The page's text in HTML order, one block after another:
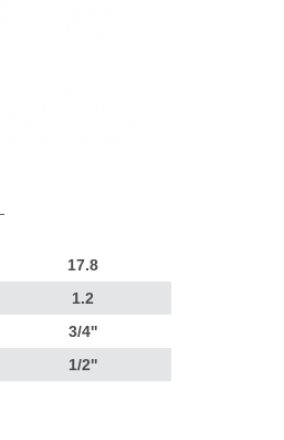
17.8
1.2
3/4''
1/2''